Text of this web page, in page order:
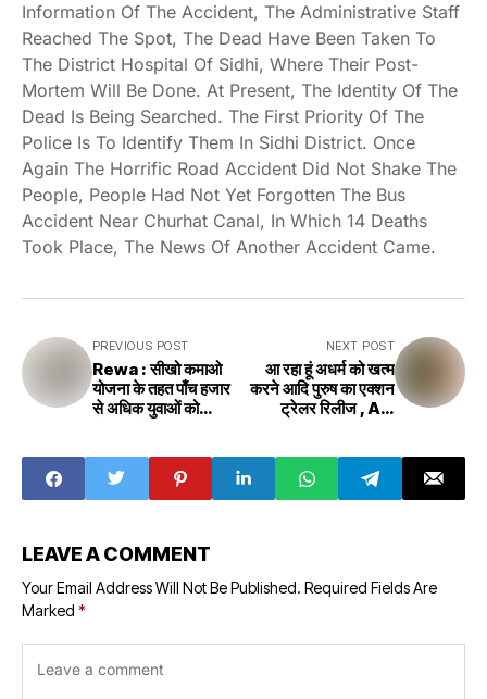
Information Of The Accident, The Administrative Staff
Reached The Spot, The Dead Have Been Taken To
The District Hospital Of Sidhi, Where Their Post-
Mortem Will Be Done. At Present, The Identity Of The
Dead Is Being Searched. The First Priority Of The
Police Is To Identify Them In Sidhi District. Once
Again The Horrific Road Accident Did Not Shake The
People, People Had Not Yet Forgotten The Bus
Accident Near Churhat Canal, In Which 14 Deaths
Took Place, The News Of Another Accident Came.
PREVIOUS POST
Rewa : सीखो कमाओ
योजना के तहत पाँच हजार
से अधिक युवाओं को
NEXT POST
आ रहा हूं अधर्म को खत्म
करने आदि पुरुष का एक्शन
ट्रेलर रिलीज , Adi
LEAVE A COMMENT
Your Email Address Will Not Be Published. Required Fields Are
Marked *